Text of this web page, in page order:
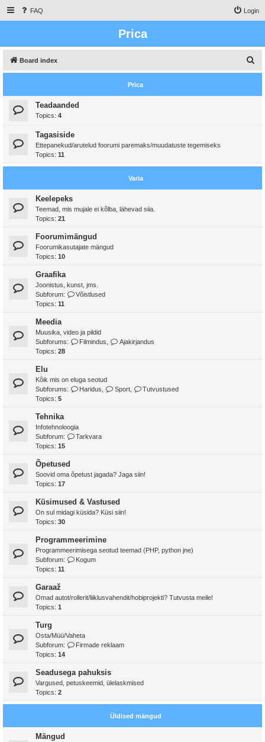
FAQ Login
Prica
Board index
e
Prica
Teadaanded
Topics: 4
Tagasiside
Ettepanekud/arutelud foorumi paremaks/muudatuste tegemiseks
Topics: 11
Varia
Keelepeks
Teemad, mis mujale ei kõlba, lähevad siia.
Topics: 21
Foorumimängud
Foorumikasutajate mängud
Topics: 10
Graafika
Joonistus, kunst, jms.
Subforum:
Võistlused
Topics: 11
Meedia
Muusika, video ja pildid
Subforums:
Filmindus
Ajakirjandus
Topics: 28
Elu
Kõik mis on eluga seotud
Subforums:
Haridus Sport,
Tutvustused
Topics: 5
Tehnika
Infotehnoloogia
Subforum:
Tarkvara
Topics: 15
Õpetused
Soovid oma õpetust jagada? Jaga siin!
Topics: 17
Küsimused & Vastused
On sul midagi küsida? Küsi siin!
Topics: 30
Programmeerimine
Programmeerimisega seotud teemad (PHP, python jne)
Subforum:
Kogum
Topics: 11
Garaaž
Omad autot/rollerit/liiklusvahendit/hobiprojekti? Tutvusta meile!
Topics: 1
Turg
Osta/Müü/Vaheta
Subforum:
Firmade reklaam
Topics: 14
Seadusega pahuksis
Vargused, petuskeemid, ülelaskmised
Topics: 2
Üldised mängud
Mängud